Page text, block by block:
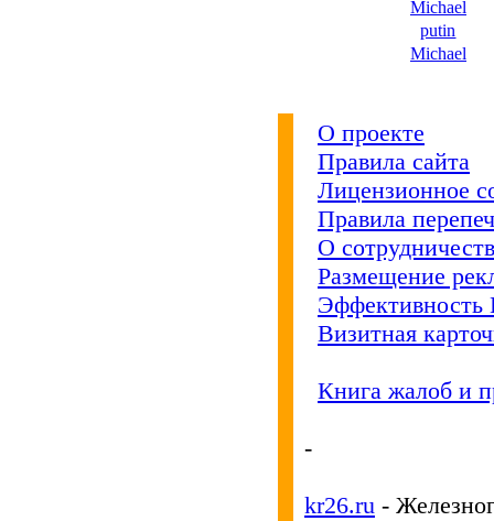
Michael
putin
Michael
О проекте
Правила сайта
Лицензионное
Правила
О
Размещение
Эффективность
Визитная
Книга жалоб и
-
kr26.ru -